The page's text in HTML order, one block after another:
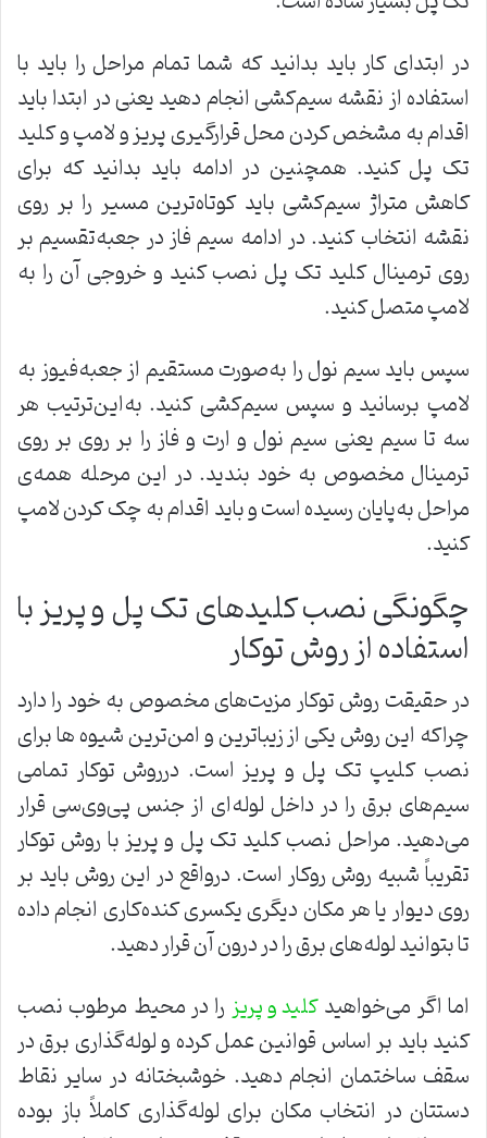
در ابتدای کار باید بدانید که شما تمام مراحل را باید با
استفاده از نقشه سیم‌کشی انجام دهید یعنی در ابتدا باید
اقدام به مشخص کردن محل قرارگیری پریز و لامپ و کلید
تک پل کنید. همچنین در ادامه باید بدانید که برای
کاهش متراژ سیم‌کشی باید کوتاه‌ترین مسیر را بر روی
نقشه انتخاب کنید. در ادامه سیم فاز در جعبه‌تقسیم بر
روی ترمینال کلید تک پل نصب کنید و خروجی آن را به
لامپ متصل کنید.
سپس باید سیم نول را به‌صورت مستقیم از جعبه‌فیوز به
لامپ برسانید و سپس سیم‌کشی کنید. به‌این‌ترتیب هر
سه تا سیم یعنی سیم نول و ارت و فاز را بر روی بر روی
ترمینال مخصوص به خود بندید. در این مرحله همه‌ی
مراحل به‌پایان رسیده است و باید اقدام به چک کردن لامپ
کنید.
چگونگی نصب کلیدهای تک پل و پریز با
استفاده از روش توکار
در حقیقت روش توکار مزیت‌های مخصوص به خود را دارد
چراکه این روش یکی از زیباترین و امن‌ترین شیوه ها برای
نصب کلیپ تک پل و پریز است. درروش توکار تمامی
سیم‌های برق را در داخل لوله‌ای از جنس پی‌وی‌سی قرار
می‌دهید. مراحل نصب کلید تک پل و پریز با روش توکار
تقریباً شبیه روش روکار است.‌ درواقع در این روش باید بر
روی دیوار یا هر مکان دیگری یکسری کنده‌کاری انجام داده
تا بتوانید لوله‌های برق را در درون آن قرار دهید.
اما اگر می‌خواهیدکلید و پریزرا در محیط مرطوب نصب
کنید باید بر اساس قوانین عمل کرده و لوله‌گذاری برق در
سقف ساختمان انجام دهید. خوشبختانه در سایر نقاط
دستتان در انتخاب مکان برای لوله‌گذاری کاملاً باز بوده